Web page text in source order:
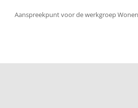
Aanspreekpunt voor de werkgroep